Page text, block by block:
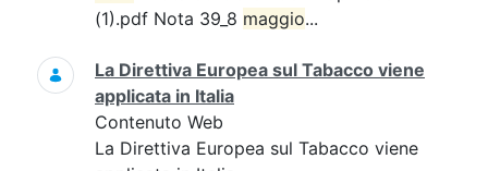
(1).pdf Nota 39_8 maggio...
La Direttiva Europea sul Tabacco viene
applicata in Italia
Contenuto Web
La Direttiva Europea sul Tabacco viene